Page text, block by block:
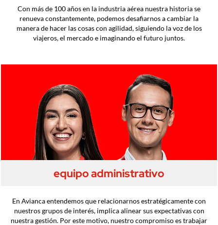
Con más de 100 años en la industria aérea nuestra historia se
renueva constantemente, podemos desafiarnos a cambiar la
manera de hacer las cosas con agilidad, siguiendo la voz de los
viajeros, el mercado e imaginando el futuro juntos.
equipo administrativo
En Avianca entendemos que relacionarnos estratégicamente con
nuestros grupos de interés, implica alinear sus expectativas con
nuestra gestión. Por este motivo, nuestro compromiso es trabajar